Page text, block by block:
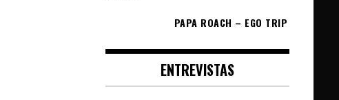
PAPA ROACH – EGO TRIP
ENTREVISTAS